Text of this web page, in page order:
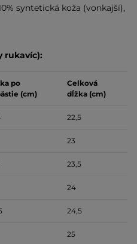
syntetická koža (vonkajší),
rukavíc):
po
(cm)
Celková
dĺžka (cm)
22,5
23
23,5
24
24,5
25